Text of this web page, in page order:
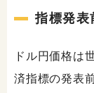
指標発表
ドル円価格は
済指標の発表